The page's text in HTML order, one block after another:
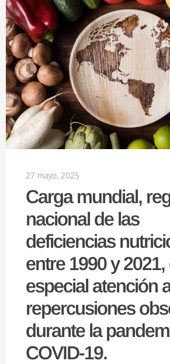
27 mayo, 2025
Carga mundial,
nacional de las
deficiencias
entre 1990 y
especial atención
repercusiones
durante la
COVID-19.